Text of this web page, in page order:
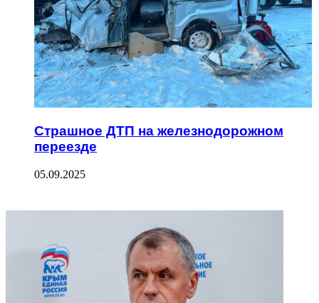
Страшное ДТП на железнодорожном
переезде
05.09.2025